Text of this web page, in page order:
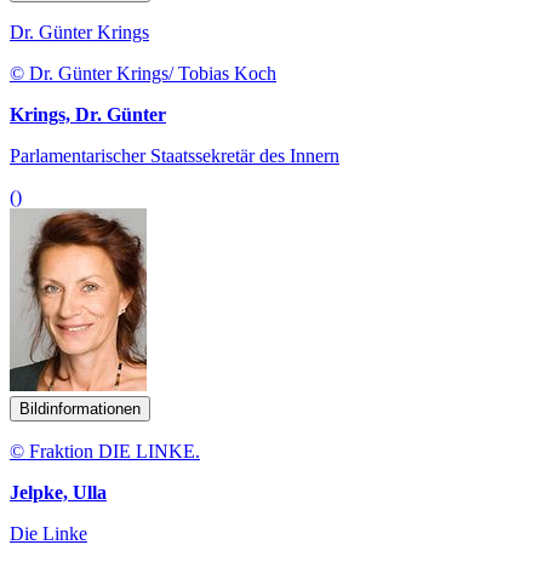
Dr. Günter Krings
© Dr. Günter Krings/ Tobias Koch
Krings, Dr. Günter
Parlamentarischer Staatssekretär des Innern
()
Bildinformationen
© Fraktion DIE LINKE.
Jelpke, Ulla
Die Linke